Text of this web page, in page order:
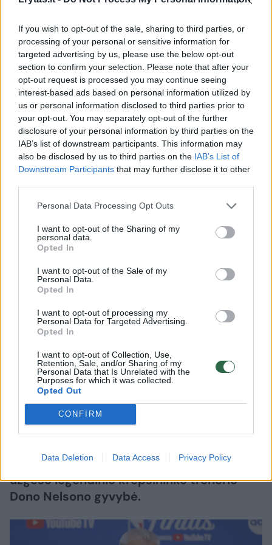
If you wish to opt-out of the sale, sharing to third parties, or
processing of your personal or sensitive information for
targeted advertising by us, please use the below opt-out
section to confirm your selection. Please note that after your
opt-out request is processed you may continue seeing
interest-based ads based on personal information utilized by
us or personal information disclosed to third parties prior to
your opt-out. You may separately opt-out of the further
disclosure of your personal information by third parties on the
IAB’s list of downstream participants. This information may
also be disclosed by us to third parties on the IAB’s List of
Downstream Participants that may further disclose it to other
Personal Data Processing Opt Outs
I want to opt-out of the Sharing of my
personal data.
Opted In
I want to opt-out of the Sale of my
Personal Data.
Opted In
I want to opt-out of processing my
Personal Data for Targeted Advertising.
Opted In
I want to opt-out of Collection, Use,
Retention, Sale, and/or Sharing of my
Personal Data that Is Unrelated with the
Purposes for which it was collected.
Opted Out
CONFIRM
Data Deletion Data Access Privacy Policy
Rodyti komentarus
Prisijungti komentatoriams
Sportas Krepšinis
Mirė penkiskart NBA ir pasaulio
čempionas D. Nelsonas
2026 m. rugpjūčio 9 d. 18:01
Lrytas.lt
Krepšinio pasaulis gedi. Sekmadienį
užgeso legendinio krepšininko trenerio
Dono Nelsono gyvybė.